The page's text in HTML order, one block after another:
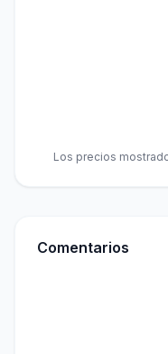
Los precios
Comentarios